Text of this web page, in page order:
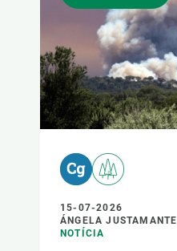
15-07-2026
ÁNGELA JUSTAMANTE
NOTÍCIA